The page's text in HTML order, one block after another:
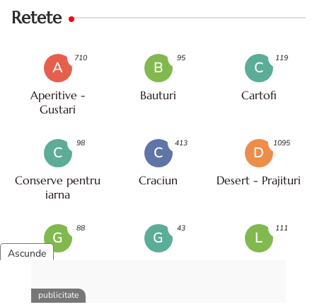
Retete
A
Aperitive -
Gustari
710
B
Bauturi
95
C
Cartofi
119
C
Conserve pentru
iarna
98
C
Craciun
413
D
Desert - Prajituri
1095
G
88
G
43
L
111